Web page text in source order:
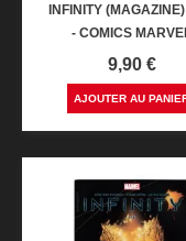
INFINITY
- COMICS
Prix
9,90 €
AJOUTER AU